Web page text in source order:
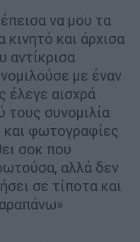
να μου τα
κινητό και άρχισα
με έναν
έλεγε αισχρά
τους συνομιλία
και φωτογραφίες
σοκ που
αλλά δεν
σε τίποτα και